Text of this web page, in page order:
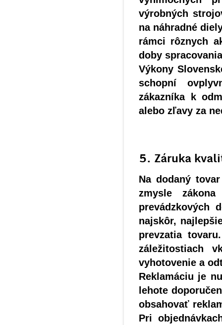
výrobných
na náhradné
rámci rôznych
doby
Výkony
schopní
zákazníka k
alebo zľavy za
5. Záruka
Na dodaný
zmysle
prevádzkových
najskôr,
prevzatia
záležitostiach
vyhotovenie a
Reklamáciu je
lehote
obsahovať
Pri